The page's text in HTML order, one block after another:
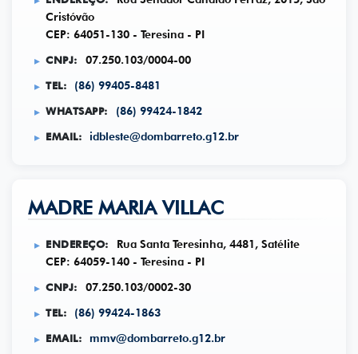
Cristóvão
CEP: 64051-130 - Teresina - PI
CNPJ:
07.250.103/0004-00
TEL:
(86) 99405-8481
WHATSAPP:
(86) 99424-1842
EMAIL:
idbleste@dombarreto.g12.br
MADRE MARIA VILLAC
ENDEREÇO:
Rua Santa Teresinha, 4481, Satélite
CEP: 64059-140 - Teresina - PI
CNPJ:
07.250.103/0002-30
TEL:
(86) 99424-1863
EMAIL:
mmv@dombarreto.g12.br